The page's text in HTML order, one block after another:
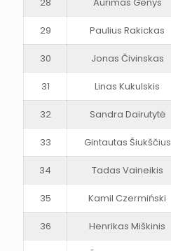
29 Paulius Rakickas
30 Jonas Čivinskas
31 Linas Kukulskis
32 Sandra Dairutytė
33 Gintautas Šiukščius
34 Tadas Vaineikis
35 Kamil Czermiński
36 Henrikas Miškinis